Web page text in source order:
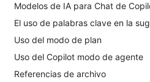
Modelos de IA para Chat de
El uso de palabras clave en la
Uso del modo de plan
Uso del Copilot modo de agente
Referencias de archivo